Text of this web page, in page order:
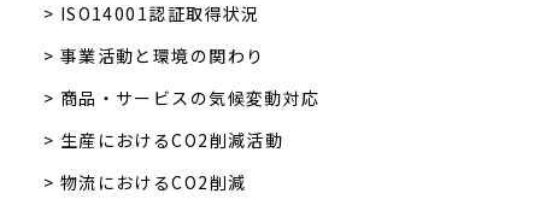
> ISO14001認証取得状況
> 事業活動と環境の関わり
> 商品・サービスの気候変動対応
> 生産におけるCO2削減活動
> 物流におけるCO2削減